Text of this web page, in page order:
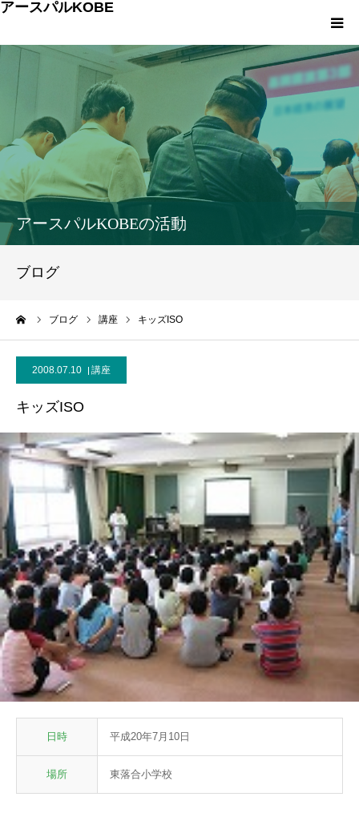
アースパルKOBE
アースパルKOBEの活動
ブログ
ブログ 講座 キッズISO
2008.07.10 講座
キッズISO
日時 平成20年7月10日
場所 東落合小学校
アースパルKOBEとは
こうべエコちゃれゼミ
各種申込・お問合せ